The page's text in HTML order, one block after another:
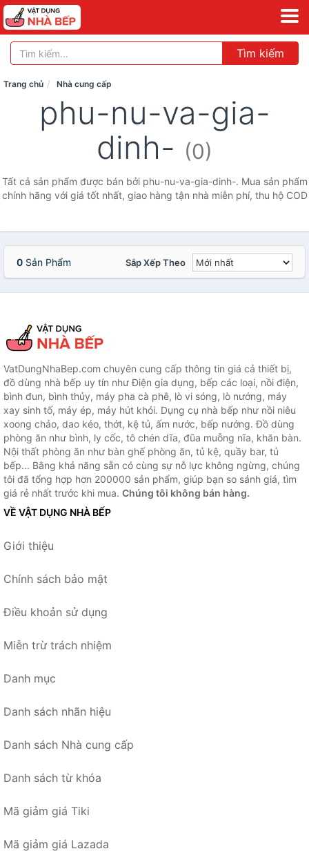
Tìm kiếm
Trang chủ Nhà cung cấp
phu-nu-va-gia-
dinh- (0)
Tất cả sản phẩm được bán bởi phu-nu-va-gia-dinh-. Mua sản phẩm
chính hãng với giá tốt nhất, giao hàng tận nhà miễn phí, thu hộ COD
0 Sản Phẩm Sắp Xếp Theo
VatDungNhaBep.com chuyên cung cấp thông tin giá cả thiết bị,
đồ dùng nhà bếp uy tín như Điện gia dụng, bếp các loại, nồi điện,
bình đun, bình thủy, máy pha cà phê, lò vi sóng, lò nướng, máy
xay sinh tố, máy ép, máy hút khói. Dụng cụ nhà bếp như nồi niêu
xoong chảo, dao kéo, thớt, kệ tủ, ấm nước, bếp nướng. Đồ dùng
phòng ăn như bình, ly cốc, tô chén dĩa, đũa muỗng nĩa, khăn bàn.
Nội thất phòng ăn như bàn ghế phòng ăn, tủ kệ, quầy bar, tủ
bếp... Bằng khả năng sẵn có cùng sự nỗ lực không ngừng, chúng
tôi đã tổng hợp hơn 200000 sản phẩm, giúp bạn so sánh giá, tìm
giá rẻ nhất trước khi mua. Chúng tôi không bán hàng.
VỀ VẬT DỤNG NHÀ BẾP
Giới thiệu
Chính sách bảo mật
Điều khoản sử dụng
Miễn trừ trách nhiệm
Danh mục
Danh sách nhãn hiệu
Danh sách Nhà cung cấp
Danh sách từ khóa
Mã giảm giá Tiki
Mã giảm giá Lazada